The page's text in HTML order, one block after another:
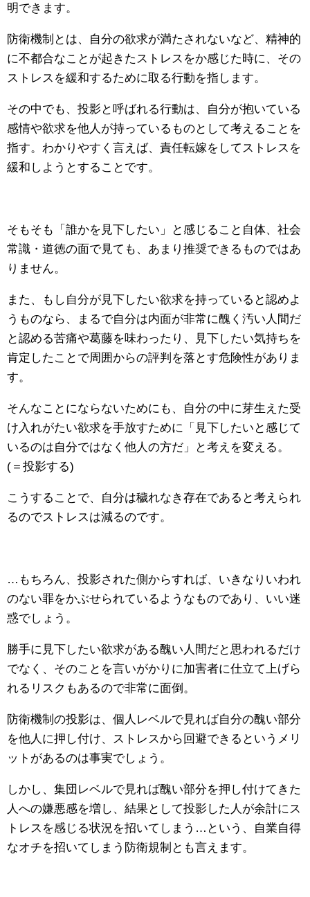
明できます。
防衛機制とは、自分の欲求が満たされないなど、精神的
に不都合なことが起きたストレスをか感じた時に、その
ストレスを緩和するために取る行動を指します。
その中でも、投影と呼ばれる行動は、自分が抱いている
感情や欲求を他人が持っているものとして考えることを
指す。わかりやすく言えば、責任転嫁をしてストレスを
緩和しようとすることです。
そもそも「誰かを見下したい」と感じること自体、社会
常識・道徳の面で見ても、あまり推奨できるものではあ
りません。
また、もし自分が見下したい欲求を持っていると認めよ
うものなら、まるで自分は内面が非常に醜く汚い人間だ
と認める苦痛や葛藤を味わったり、見下したい気持ちを
肯定したことで周囲からの評判を落とす危険性がありま
す。
そんなことにならないためにも、自分の中に芽生えた受
け入れがたい欲求を手放すために「見下したいと感じて
いるのは自分ではなく他人の方だ」と考えを変える。
(＝投影する)
こうすることで、自分は穢れなき存在であると考えられ
るのでストレスは減るのです。
…もちろん、投影された側からすれば、いきなりいわれ
のない罪をかぶせられているようなものであり、いい迷
惑でしょう。
勝手に見下したい欲求がある醜い人間だと思われるだけ
でなく、そのことを言いがかりに加害者に仕立て上げら
れるリスクもあるので非常に面倒。
防衛機制の投影は、個人レベルで見れば自分の醜い部分
を他人に押し付け、ストレスから回避できるというメリ
ットがあるのは事実でしょう。
しかし、集団レベルで見れば醜い部分を押し付けてきた
人への嫌悪感を増し、結果として投影した人が余計にス
トレスを感じる状況を招いてしまう…という、自業自得
なオチを招いてしまう防衛規制とも言えます。